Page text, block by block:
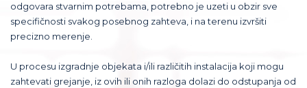
odgovara stvarnim potrebama, potrebno je uzeti u obzir sve
specifičnosti svakog posebnog zahteva, i na terenu izvršiti
precizno merenje.
U procesu izgradnje objekata i/ili različitih instalacija koji mogu
zahtevati grejanje, iz ovih ili onih razloga dolazi do odstupanja od